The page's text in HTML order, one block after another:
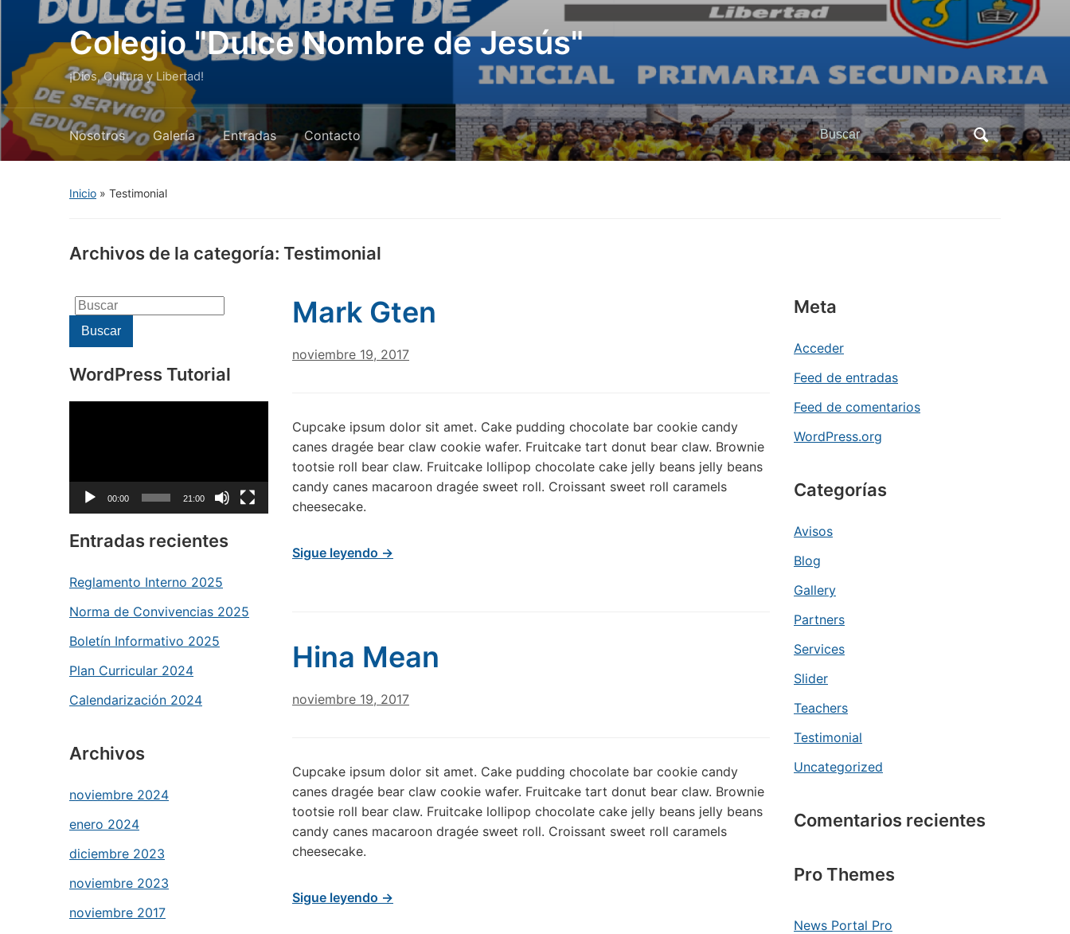
Colegio "Dulce Nombre de Jesús"
¡Dios, Cultura y Libertad!
Nosotros Galería Entradas Contacto Buscar:
Inicio » Testimonial
Archivos de la categoría: Testimonial
Buscar:
Buscar
WordPress Tutorial
00:00 21:00
Entradas recientes
Reglamento Interno 2025
Norma de Convivencias 2025
Boletín Informativo 2025
Plan Curricular 2024
Calendarización 2024
Archivos
noviembre 2024
enero 2024
diciembre 2023
noviembre 2023
noviembre 2017
Mark Gten
noviembre 19, 2017
Cupcake ipsum dolor sit amet. Cake pudding chocolate bar cookie candy
canes dragée bear claw cookie wafer. Fruitcake tart donut bear claw. Brownie
tootsie roll bear claw. Fruitcake lollipop chocolate cake jelly beans jelly beans
candy canes macaroon dragée sweet roll. Croissant sweet roll caramels
cheesecake.
Sigue leyendo →
Hina Mean
noviembre 19, 2017
Cupcake ipsum dolor sit amet. Cake pudding chocolate bar cookie candy
canes dragée bear claw cookie wafer. Fruitcake tart donut bear claw. Brownie
tootsie roll bear claw. Fruitcake lollipop chocolate cake jelly beans jelly beans
candy canes macaroon dragée sweet roll. Croissant sweet roll caramels
cheesecake.
Sigue leyendo →
Meta
Acceder
Feed de entradas
Feed de comentarios
WordPress.org
Categorías
Avisos
Blog
Gallery
Partners
Services
Slider
Teachers
Testimonial
Uncategorized
Comentarios recientes
Pro Themes
News Portal Pro